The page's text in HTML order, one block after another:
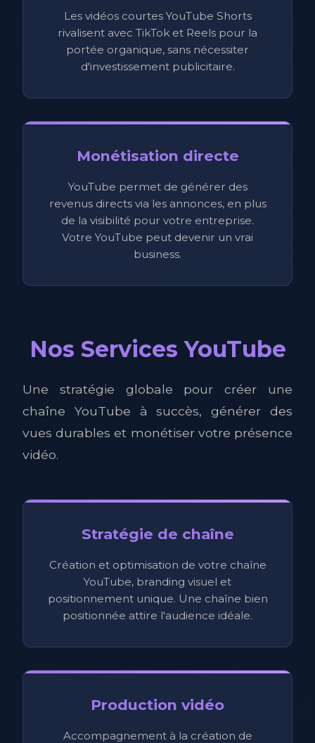
Les vidéos courtes YouTube Shorts
rivalisent avec TikTok et Reels pour la
portée organique, sans nécessiter
d'investissement publicitaire.
Monétisation directe
YouTube permet de générer des
revenus directs via les annonces, en plus
de la visibilité pour votre entreprise.
Votre YouTube peut devenir un vrai
business.
Nos Services YouTube
Une stratégie globale pour créer une
chaîne YouTube à succès, générer des
vues durables et monétiser votre présence
vidéo.
Stratégie de chaîne
Création et optimisation de votre chaîne
YouTube, branding visuel et
positionnement unique. Une chaîne bien
positionnée attire l'audience idéale.
Production vidéo
Accompagnement à la création de